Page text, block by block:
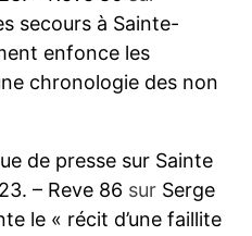
secours à Sainte-
enfonce les
chronologie des non
de presse sur Sainte
– Reve 86 sur Serge
le « récit d’une faillite